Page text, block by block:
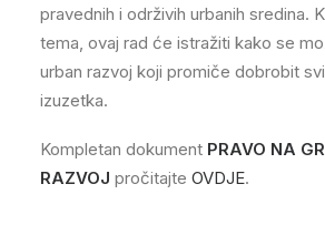
pravednih i održivih urbanih sredina.
tema, ovaj rad će istražiti kako se
urban razvoj koji promiče dobrobit
izuzetka.
Kompletan dokument PRAVO NA
RAZVOJ pročitajte OVDJE.